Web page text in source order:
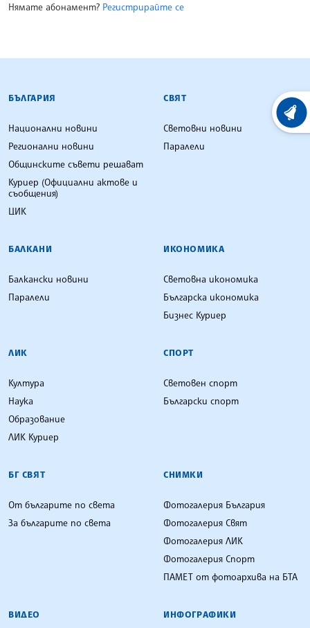
Нямате абонамент? Регистрирайте се
БЪЛГАРСКА ТЕЛЕГРАФНА АГЕНЦИЯ
БЪЛГАРИЯ
Национални новини
Регионални новини
Общинските съвети решават
Куриер (Официални актове и
съобщения)
ЦИК
СВЯТ
Световни новини
Паралели
БАЛКАНИ
Балкански новини
Паралели
ИКОНОМИКА
Световна икономика
Българска икономика
Бизнес Куриер
ЛИК
Култура
Наука
Образование
ЛИК Куриер
СПОРТ
Световен спорт
Български спорт
БГ СВЯТ
От българите по света
За българите по света
СНИМКИ
Фотогалерия България
Фотогалерия Свят
Фотогалерия ЛИК
Фотогалерия Спорт
ПАМЕТ от фотоархива на БТА
ВИДЕО ИНФОГРАФИКИ